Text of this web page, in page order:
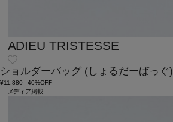
ADIEU TRISTESSE
ショルダーバッグ (しょるだーばっぐ)
¥11,880
40%OFF
メディア掲載